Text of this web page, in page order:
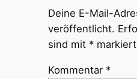
Deine E-Mail-
veröffentlicht.
sind mit *markiert
Kommentar *